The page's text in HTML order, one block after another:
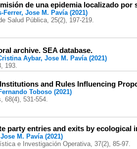
de una epidemia localizado por
Ferrer, Jose M. Pavía (2021)
Salud Pública, 25(2), 197-219.
archive. SEA database.
Aybar, Jose M. Pavía (2021)
193.
and Rules Influencing
Toboso (2021)
68(4), 531-554.
party entries and exits by
M. Pavía (2021)
e Investigación Operativa, 37(2), 85-97.